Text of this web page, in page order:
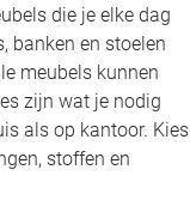
die je elke dag
banken en stoelen
meubels kunnen
zijn wat je nodig
als op kantoor. Kies
stoffen en